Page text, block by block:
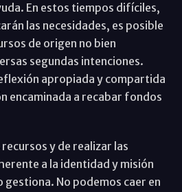
En estos tiempos difíciles,
las necesidades, es posible
de origen no bien
segundas intenciones.
apropiada y compartida
encaminada a recabar fondos
y de realizar las
a la identidad y misión
gestiona. No podemos caer en